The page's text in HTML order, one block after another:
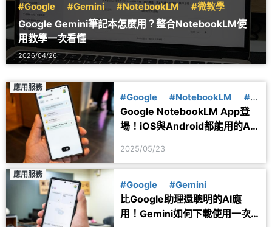
#Google #Gemini #NotebookLM #微教學
Google Gemini筆記本怎麼用？整合NotebookLM使
用教學一次看懂
2026/04/26
應用服務
#Google #NotebookLM
#微
教學
Google NotebookLM App登
場！iOS與Android都能用的AI
2025/05/23
應用服務
#Google #Gemini
比Google助理還聰明的AI應
用！Gemini如何下載使用一次